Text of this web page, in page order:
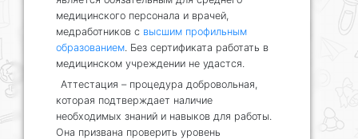
медицинского персонала и врачей,
медработников с высшим профильным
образованием . Без сертификата работать в
медицинском учреждении не удастся.
Аттестация – процедура добровольная,
которая подтверждает наличие
необходимых знаний и навыков для работы.
Она призвана проверить уровень